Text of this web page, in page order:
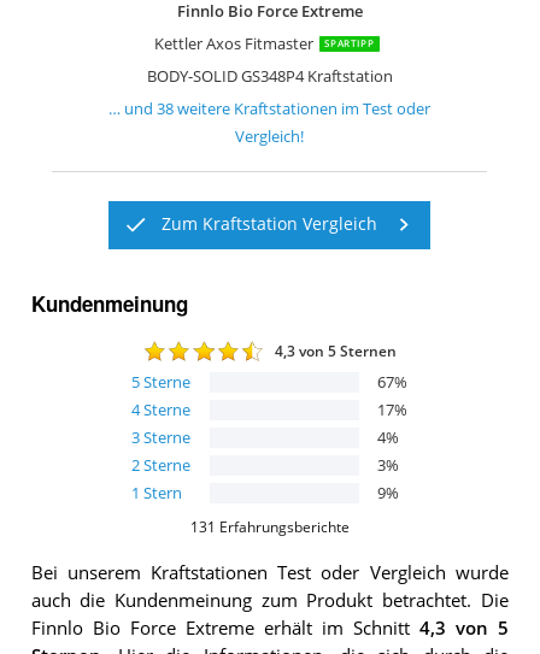
Finnlo Bio Force Extreme
Kettler Axos Fitmaster
SPARTIPP
BODY-SOLID GS348P4 Kraftstation
… und38weitere Kraftstationen im Test oder
Vergleich!
Zum Kraftstation Vergleich
Kundenmeinung
4,3von 5 Sternen
5Sterne 67%
4Sterne 17%
3Sterne 4%
2Sterne 3%
1 Stern 9%
131 Erfahrungsberichte
Bei unserem Kraftstationen Test oder Vergleich wurde
auch die Kundenmeinung zum Produkt betrachtet. Die
Finnlo Bio Force Extremeerhält im Schnitt 4,3 von 5